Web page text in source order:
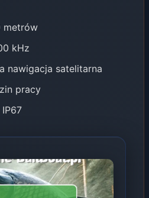
metrów
kHz
nawigacja satelitarna
pracy
IP67